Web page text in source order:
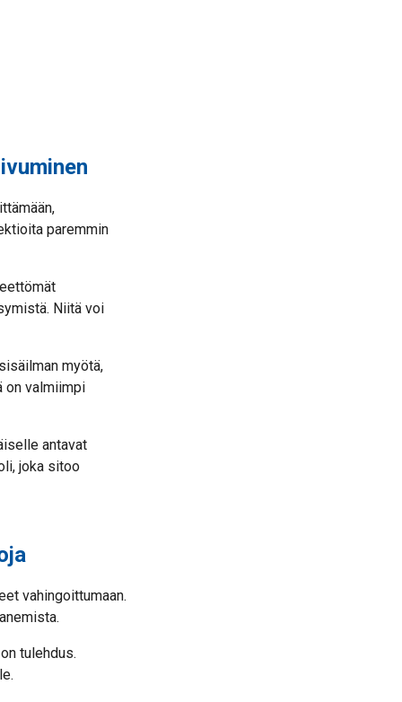
paremmin
Niitä voi
myötä,
on valmiimpi
antavat
joka sitoo
vahingoittumaan.
tulehdus.